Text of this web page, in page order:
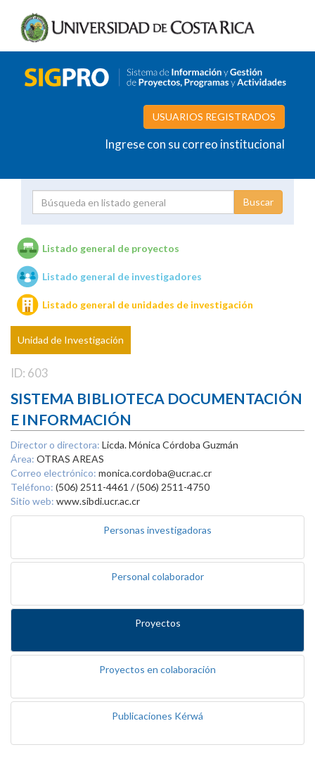
USUARIOS REGISTRADOS
Ingrese con su correo institucional
Unidades de investigación
Listado general de proyectos
Listado general de investigadores
Listado general de unidades de investigación
Unidad de Investigación
ID: 603
SISTEMA BIBLIOTECA DOCUMENTACIÓN
E INFORMACIÓN
Director o directora: Licda. Mónica Córdoba Guzmán
Área: OTRAS AREAS
Correo electrónico: monica.cordoba@ucr.ac.cr
Teléfono: (506) 2511-4461 / (506) 2511-4750
Sitio web: www.sibdi.ucr.ac.cr
Personas investigadoras
Personal colaborador
Proyectos
Proyectos en colaboración
Publicaciones Kérwá